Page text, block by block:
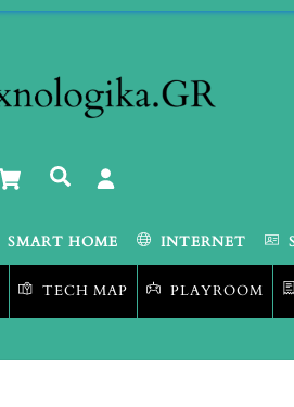
Cart Αναζήτηση
SMART HOME INTERNET
TECH MAP PLAYROOM